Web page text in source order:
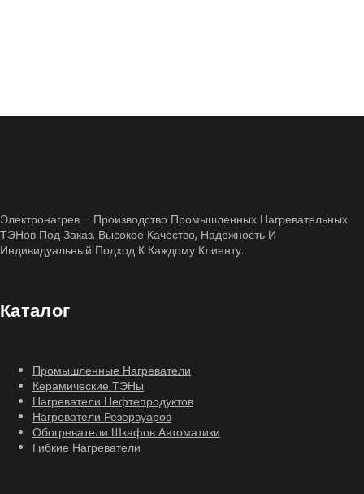
Электронагрев – Производство Промышленных Нагревательных
ТЭНов Под Заказ. Высокое Качество, Надежность И
Индивидуальный Подход К Каждому Клиенту.
Каталог
Промышленные Нагреватели
Керамические ТЭНы
Нагреватели Нефтепродуктов
Нагреватели Резервуаров
Обогреватели Шкафов Автоматики
Гибкие Нагреватели